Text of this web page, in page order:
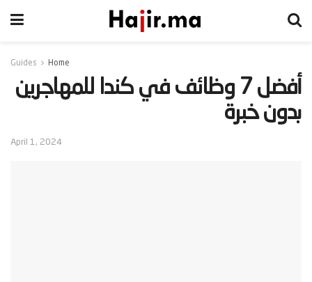
Home
Guides
‫أفضل 7 وظائف في كندا للمهاجرين
بدون خبرة‬
April 1, 2024